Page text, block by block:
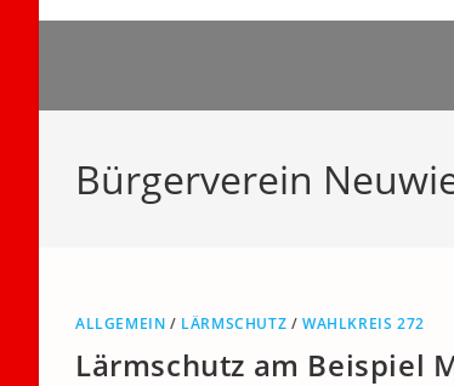
Bürgerverein
ALLGEMEIN / LÄRMSCHUTZ /WAHLKREIS 272
Lärmschutz am Beispiel